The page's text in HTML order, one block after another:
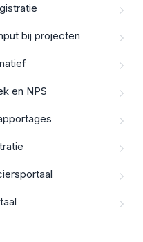
bij projecten
en NPS